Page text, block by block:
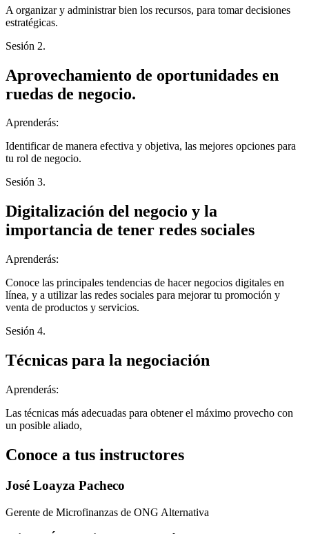
A organizar y administrar bien los recursos, para tomar decisiones
estratégicas.
Sesión 2.
Aprovechamiento de oportunidades en
ruedas de negocio.
Aprenderás:
Identificar de manera efectiva y objetiva, las mejores opciones para
tu rol de negocio.
Sesión 3.
Digitalización del negocio y la
importancia de tener redes sociales
Aprenderás:
Conoce las principales tendencias de hacer negocios digitales en
línea, y a utilizar las redes sociales para mejorar tu promoción y
venta de productos y servicios.
Sesión 4.
Técnicas para la negociación
Aprenderás:
Las técnicas más adecuadas para obtener el máximo provecho con
un posible aliado,
Conoce a tus instructores
José Loayza Pacheco
Gerente de Microfinanzas de ONG Alternativa